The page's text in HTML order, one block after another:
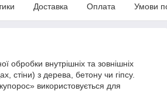
Доставка Оплата Умови
обробки внутрішніх та зовнішніх
стіни) з дерева, бетону чи гіпсу.
використовується для